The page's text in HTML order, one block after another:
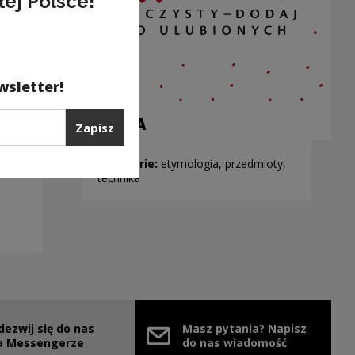
SZAFA
Kategorie: etymologia, przedmioty,
technika
się do nas
Messengerze
zostanie otwarty w nowym oknie
Masz pytania? Napisz
do nas wiadomość
Zapisz